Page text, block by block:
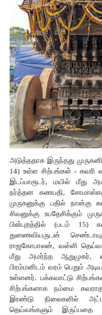
அடுத்ததாக இருந்தது
14) உள்ள சிற்பங்கள் - கவரி
இடப்பாரூடர், மயில் மீது
நர்த்தன கணபதி,
முருகனுக்கு பதில்
சிவனுக்கு உபதேசிக்கும்
பின்புறத்தில் (படம் 15)
துணைவியருடன்
ராஜகோபாலன், வள்ளி
மீது அமர்ந்த ஆறுமுகர்,
பிரம்மனிடம் வரம் பெறும்
உள்ளனர். பக்கவாட்டு
சிற்பங்களாக நம்மை
இரண்டு நிலைகளில்
தெய்வங்களும் இருப்பதை